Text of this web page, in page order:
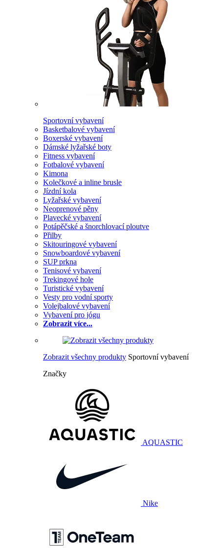
Sportovní vybavení
Basketbalové vybavení
Boxerské vybavení
Dámské lyžařské boty
Fitness vybavení
Fotbalové vybavení
Kimona
Kolečkové a inline brusle
Jízdní kola
Lyžařské vybavení
Neoprenové pěny
Plavecké vybavení
Potápěčské a šnorchlovací ploutve
Přilby
Skitouringové vybavení
Snowboardové vybavení
SUP prkna
Tenisové vybavení
Trekingové hole
Turistické vybavení
Vesty pro vodní sporty
Volejbalové vybavení
Vybavení pro jógu
Zobrazit více...
Zobrazit všechny produkty Sportovní vybavení
Značky
AQUASTIC
Nike